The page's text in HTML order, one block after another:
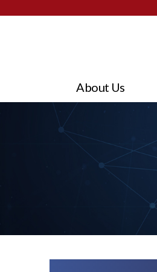
About Us